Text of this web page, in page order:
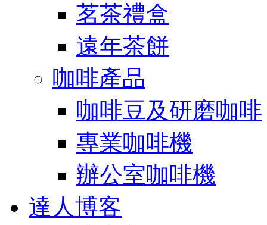
茗茶禮盒
遠年茶餅
咖啡產品
咖啡豆及研磨咖啡
專業咖啡機
辦公室咖啡機
達人博客